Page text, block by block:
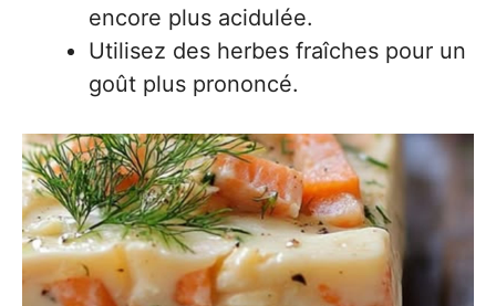
encore plus acidulée.
Utilisez des herbes fraîches pour un
goût plus prononcé.